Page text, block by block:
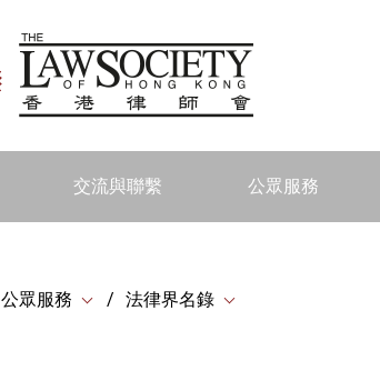
交流與聯繫 公眾服務
公眾服務 法律界名錄